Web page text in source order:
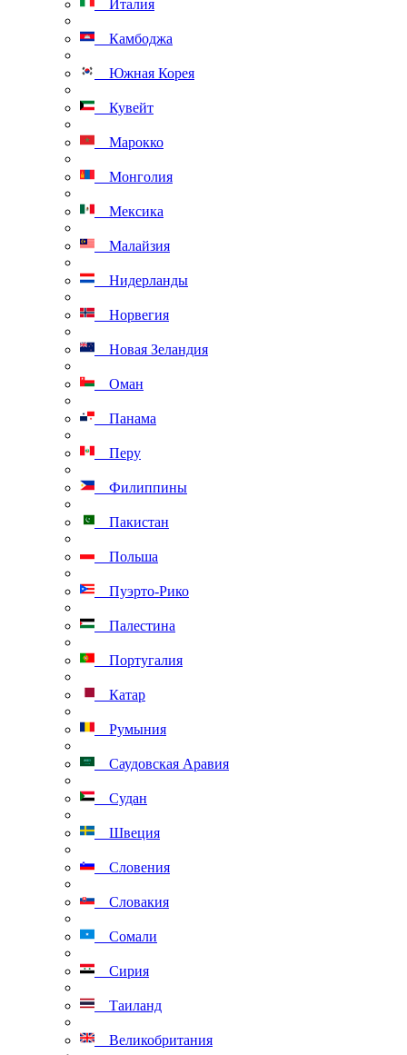
Италия
Камбоджа
Южная Корея
Кувейт
Марокко
Монголия
Мексика
Малайзия
Нидерланды
Норвегия
Новая Зеландия
Оман
Панама
Перу
Филиппины
Пакистан
Польша
Пуэрто-Рико
Палестина
Португалия
Катар
Румыния
Саудовская Аравия
Судан
Швеция
Словения
Словакия
Сомали
Сирия
Таиланд
Великобритания